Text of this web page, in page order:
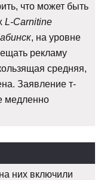
что может быть
L-Carnitine
, на уровне
рекламу
средняя,
Заявление т-
медленно
них включили